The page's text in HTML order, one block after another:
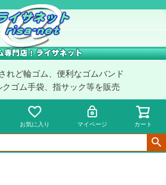
れど輪ゴム、便利なゴムバンド
ゴム手袋、指サック等を販売
お気に入り マイページ カート